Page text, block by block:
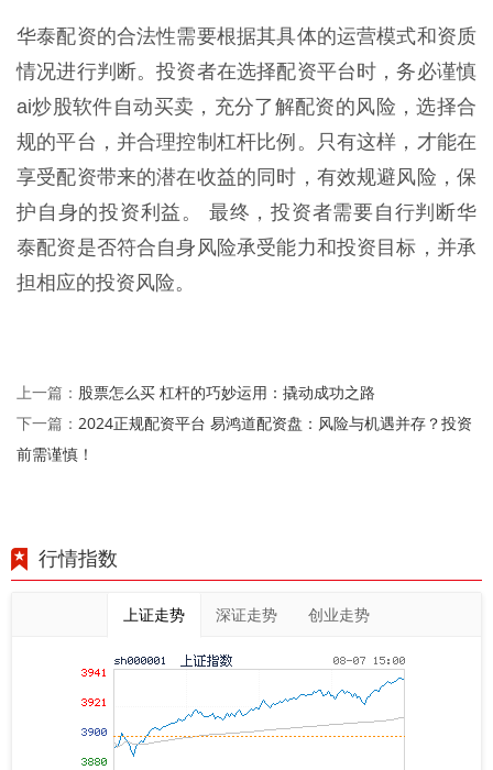
华泰配资的合法性需要根据其具体的运营模式和资质
情况进行判断。投资者在选择配资平台时，务必谨慎
ai炒股软件自动买卖，充分了解配资的风险，选择合
规的平台，并合理控制杠杆比例。只有这样，才能在
享受配资带来的潜在收益的同时，有效规避风险，保
护自身的投资利益。 最终，投资者需要自行判断华
泰配资是否符合自身风险承受能力和投资目标，并承
担相应的投资风险。
上一篇： 股票怎么买 杠杆的巧妙运用：撬动成功之路
下一篇： 2024正规配资平台 易鸿道配资盘：风险与机遇并存？投资
前需谨慎！
行情指数
上证走势 深证走势 创业走势